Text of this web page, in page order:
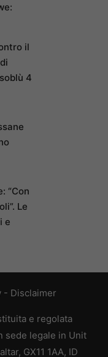
il
4
“Con
Le
e
- Disclaimer
e regolata
sede legale in Unit
GX11 1AA, ID